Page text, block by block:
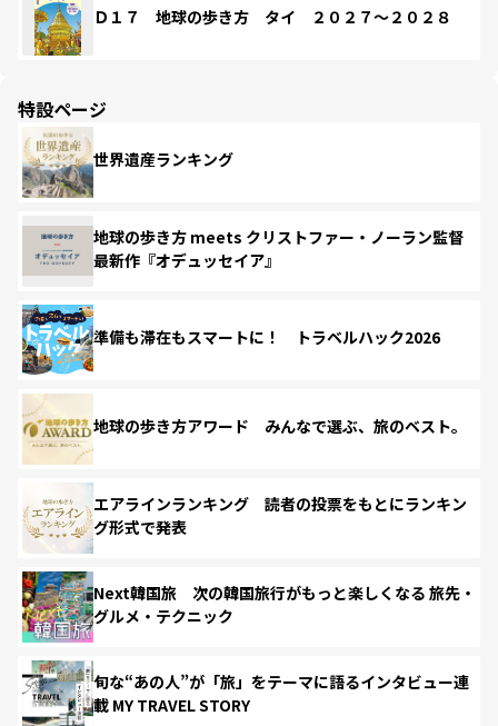
Ｄ１７ 地球の歩き方 タイ ２０２７～２０２８
特設ページ
世界遺産ランキング
地球の歩き方 meets クリストファー・ノーラン監督
最新作『オデュッセイア』
準備も滞在もスマートに！ トラベルハック2026
地球の歩き方アワード みんなで選ぶ、旅のベスト。
エアラインランキング 読者の投票をもとにランキン
グ形式で発表
Next韓国旅 次の韓国旅行がもっと楽しくなる 旅先・
グルメ・テクニック
旬な“あの人”が「旅」をテーマに語るインタビュー連
載 MY TRAVEL STORY